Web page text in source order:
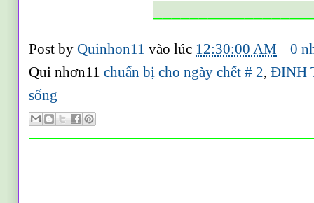
Post byQuinhon11vào lúc 12:30:00 AM
0
Qui nhơn11chuẩn bị cho ngày chết # 2,ĐINH
sống